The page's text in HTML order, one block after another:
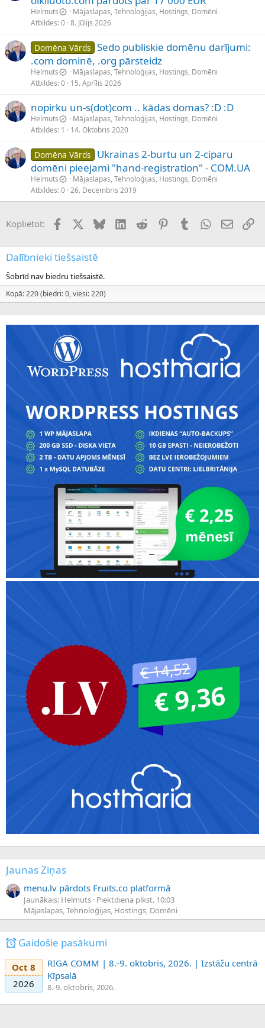
Helmuts
Mājaslapas, Tehnoloģijas, Hostings, Domēni
Atbildes 0 8. Jūlijs 2026
Domēna Vārds Sedo publiskie domēnu darījumi:
.com dominē, .org pārsteidz
Helmuts
Mājaslapas, Tehnoloģijas, Hostings, Domēni
Atbildes 0 15. Aprīlis 2026
nopirku un-s(dot)com .. kādas domas? :D :D
Helmuts
Mājaslapas, Tehnoloģijas, Hostings, Domēni
Atbildes 1 14. Oktobris 2020
Domēna Vārds
Ukrainas 2-burtu un 2-ciparu
domēni pieejami "hand-registration" - COM.UA
Helmuts
Mājaslapas, Tehnoloģijas, Hostings, Domēni
Atbildes 0 26. Decembris 2019
Koplietot: FacebookX (Twitter)
BlueskyLinkedInReddit PinterestTumblrWhatsApp
E-pasts
Dalībnieki tiešsaistē
Šobrīd nav biedru tiešsaistē.
Kopā: 220 (biedri: 0, viesi: 220)
Jaunas Ziņas
menu.lv pārdots Fruits.co platformā
Jaunākais: Helmuts Piektdiena plkst. 10:03
Mājaslapas, Tehnoloģijas, Hostings, Domēni
Gaidošie pasākumi
Oct 8
2026
RIGA COMM | 8.-9. oktobris, 2026. | Izstāžu centrā
Ķīpsalā
8.-9. oktobris, 2026.